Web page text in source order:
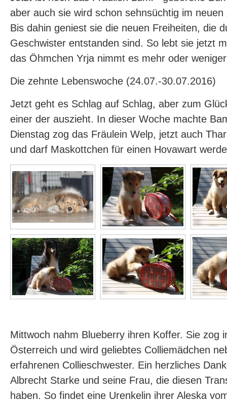
aber auch sie wird schon sehnsüchtig im
Bis dahin geniest sie die neuen Freiheiten, die
Geschwister entstanden sind. So lebt sie jetzt
das Öhmchen Yrja nimmt es mehr oder
Die zehnte Lebenswoche (24.07.-30.07.2016)
Jetzt geht es Schlag auf Schlag, aber zum
einer der auszieht. In dieser Woche machte
Dienstag zog das Fräulein Welp, jetzt auch
und darf Maskottchen für einen Hovawart
Mittwoch nahm Blueberry ihren Koffer. Sie zog
Österreich und wird geliebtes Colliemädchen
erfahrenen Collieschwester. Ein herzliches
Albrecht Starke und seine Frau, die diesen
haben. So findet eine Urenkelin ihrer Aleska